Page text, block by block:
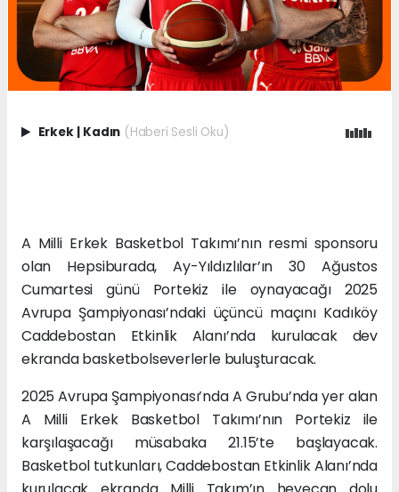
Erkek | Kadın (Haberi Sesli Oku)
A Milli Erkek Basketbol Takımı’nın resmi sponsoru
olan Hepsiburada, Ay-Yıldızlılar’ın 30 Ağustos
Cumartesi günü Portekiz ile oynayacağı 2025
Avrupa Şampiyonası’ndaki üçüncü maçını Kadıköy
Caddebostan Etkinlik Alanı’nda kurulacak dev
ekranda basketbolseverlerle buluşturacak.
2025 Avrupa Şampiyonası’nda A Grubu’nda yer alan
A Milli Erkek Basketbol Takımı’nın Portekiz ile
karşılaşacağı müsabaka 21.15’te başlayacak.
Basketbol tutkunları, Caddebostan Etkinlik Alanı’nda